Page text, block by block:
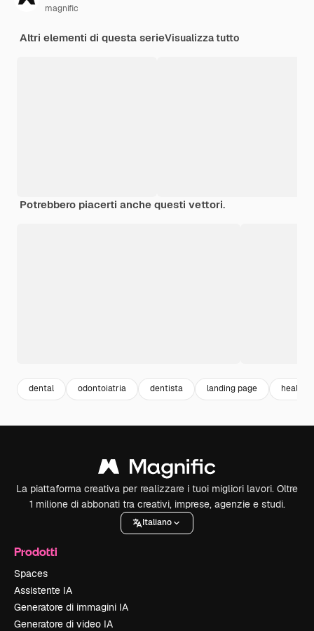
magnific
Altri elementi di questa serieVisualizza tutto
Potrebbero piacerti anche questi vettori.
dental odontoiatria dentista landing page health
La piattaforma creativa per realizzare i tuoi migliori lavori. Oltre
1 milione di abbonati tra creativi, imprese, agenzie e studi.
Italiano
Prodotti
Spaces
Assistente IA
Generatore di immagini IA
Generatore di video IA